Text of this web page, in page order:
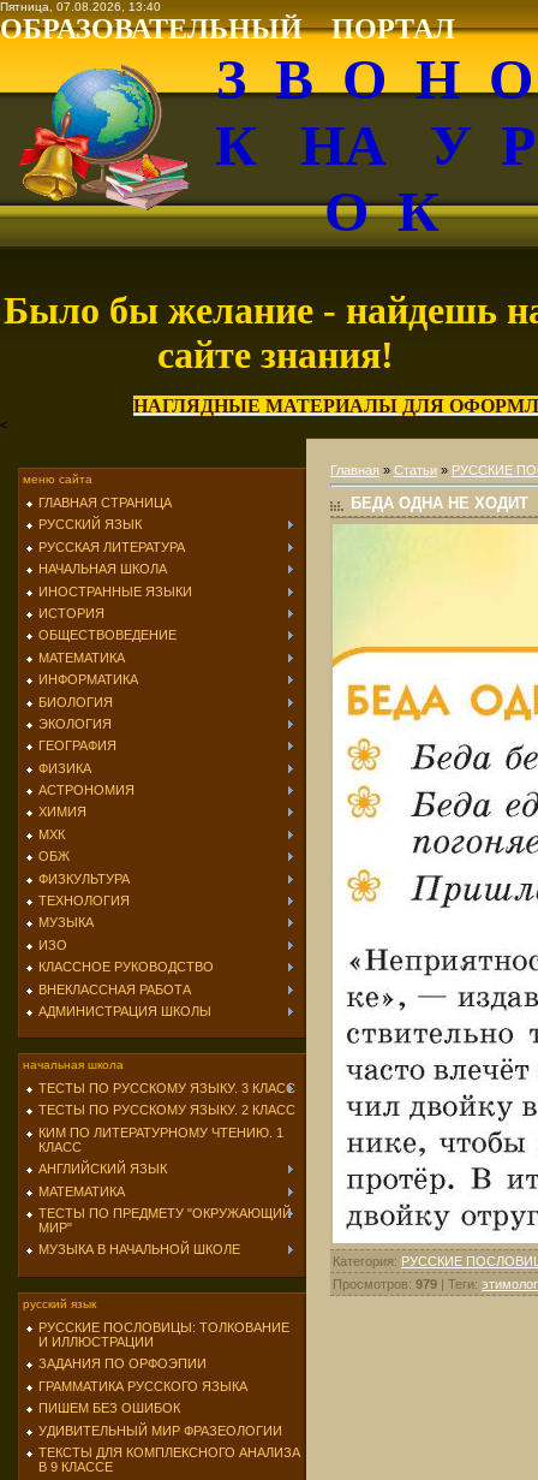
Пятница, 07.08.2026, 13:40
ОБРАЗОВАТЕЛЬНЫЙ ПОРТАЛ
З В О Н
К НА У
О К
Было бы желание - найдешь
сайте знания!
НАГЛЯДНЫЕ МАТЕРИАЛЫ ДЛЯ
<
меню сайта
ГЛАВНАЯ СТРАНИЦА
РУССКИЙ ЯЗЫК
РУССКАЯ ЛИТЕРАТУРА
НАЧАЛЬНАЯ ШКОЛА
ИНОСТРАННЫЕ ЯЗЫКИ
ИСТОРИЯ
ОБЩЕСТВОВЕДЕНИЕ
МАТЕМАТИКА
ИНФОРМАТИКА
БИОЛОГИЯ
ЭКОЛОГИЯ
ГЕОГРАФИЯ
ФИЗИКА
АСТРОНОМИЯ
ХИМИЯ
МХК
ОБЖ
ФИЗКУЛЬТУРА
ТЕХНОЛОГИЯ
МУЗЫКА
ИЗО
КЛАССНОЕ РУКОВОДСТВО
ВНЕКЛАССНАЯ РАБОТА
АДМИНИСТРАЦИЯ ШКОЛЫ
начальная школа
ТЕСТЫ ПО РУССКОМУ ЯЗЫКУ. 3 КЛАСС
ТЕСТЫ ПО РУССКОМУ ЯЗЫКУ. 2 КЛАСС
КИМ ПО ЛИТЕРАТУРНОМУ ЧТЕНИЮ. 1
КЛАСС
АНГЛИЙСКИЙ ЯЗЫК
МАТЕМАТИКА
ТЕСТЫ ПО ПРЕДМЕТУ "ОКРУЖАЮЩИЙ
МИР"
МУЗЫКА В НАЧАЛЬНОЙ ШКОЛЕ
русский язык
РУССКИЕ ПОСЛОВИЦЫ: ТОЛКОВАНИЕ
И ИЛЛЮСТРАЦИИ
ЗАДАНИЯ ПО ОРФОЭПИИ
ГРАММАТИКА РУССКОГО ЯЗЫКА
ПИШЕМ БЕЗ ОШИБОК
УДИВИТЕЛЬНЫЙ МИР ФРАЗЕОЛОГИИ
ТЕКСТЫ ДЛЯ КОМПЛЕКСНОГО АНАЛИЗА
В 9 КЛАССЕ
Главная » Статьи » РУССКИЕ
БЕДА ОДНА НЕ ХОДИТ
Категория: РУССКИЕ
Просмотров: 979 | Теги: